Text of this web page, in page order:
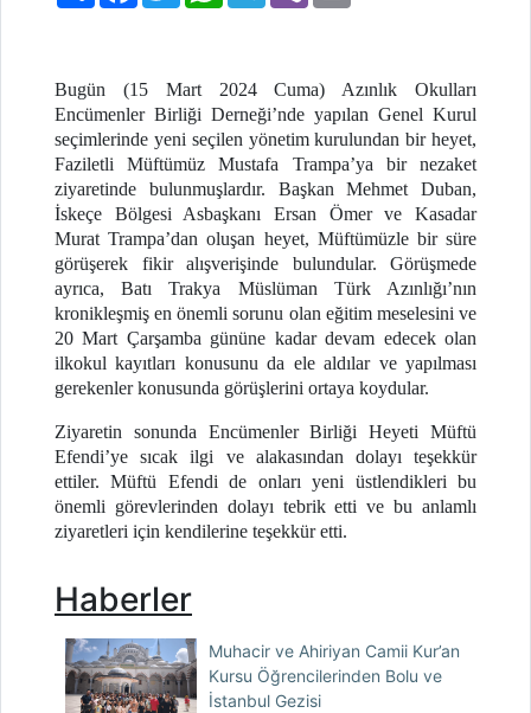
Bugün (15 Mart 2024 Cuma) Azınlık Okulları
Encümenler Birliği Derneği’nde yapılan Genel Kurul
seçimlerinde yeni seçilen yönetim kurulundan bir heyet,
Faziletli Müftümüz Mustafa Trampa’ya bir nezaket
ziyaretinde bulunmuşlardır. Başkan Mehmet Duban,
İskeçe Bölgesi Asbaşkanı Ersan Ömer ve Kasadar
Murat Trampa’dan oluşan heyet, Müftümüzle bir süre
görüşerek fikir alışverişinde bulundular. Görüşmede
ayrıca, Batı Trakya Müslüman Türk Azınlığı’nın
kronikleşmiş en önemli sorunu olan eğitim meselesini ve
20 Mart Çarşamba gününe kadar devam edecek olan
ilkokul kayıtları konusunu da ele aldılar ve yapılması
gerekenler konusunda görüşlerini ortaya koydular.
Ziyaretin sonunda Encümenler Birliği Heyeti Müftü
Efendi’ye sıcak ilgi ve alakasından dolayı teşekkür
ettiler. Müftü Efendi de onları yeni üstlendikleri bu
önemli görevlerinden dolayı tebrik etti ve bu anlamlı
ziyaretleri için kendilerine teşekkür etti.
Haberler
Muhacir ve Ahiriyan Camii Kur’an
Kursu Öğrencilerinden Bolu ve
İstanbul Gezisi